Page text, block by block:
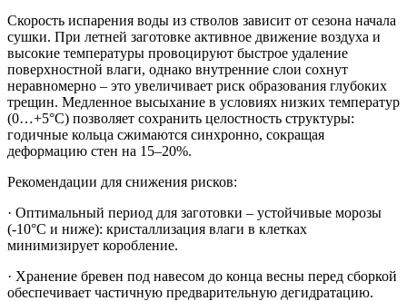
Скорость испарения воды из стволов зависит от сезона начала
сушки. При летней заготовке активное движение воздуха и
высокие температуры провоцируют быстрое удаление
поверхностной влаги, однако внутренние слои сохнут
неравномерно – это увеличивает риск образования глубоких
трещин. Медленное высыхание в условиях низких температур
(0…+5°C) позволяет сохранить целостность структуры:
годичные кольца сжимаются синхронно, сокращая
деформацию стен на 15–20%.
Рекомендации для снижения рисков:
· Оптимальный период для заготовки – устойчивые морозы
(-10°C и ниже): кристаллизация влаги в клетках
минимизирует коробление.
· Хранение бревен под навесом до конца весны перед сборкой
обеспечивает частичную предварительную дегидратацию.